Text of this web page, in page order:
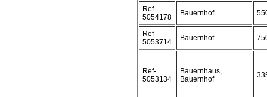
Ref-
5054178
Bauernhof
Ref-
5053714
Bauernhof
Ref-
5053134
Bauernhaus,
Bauernhof